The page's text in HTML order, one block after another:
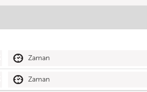
Zaman
Zaman